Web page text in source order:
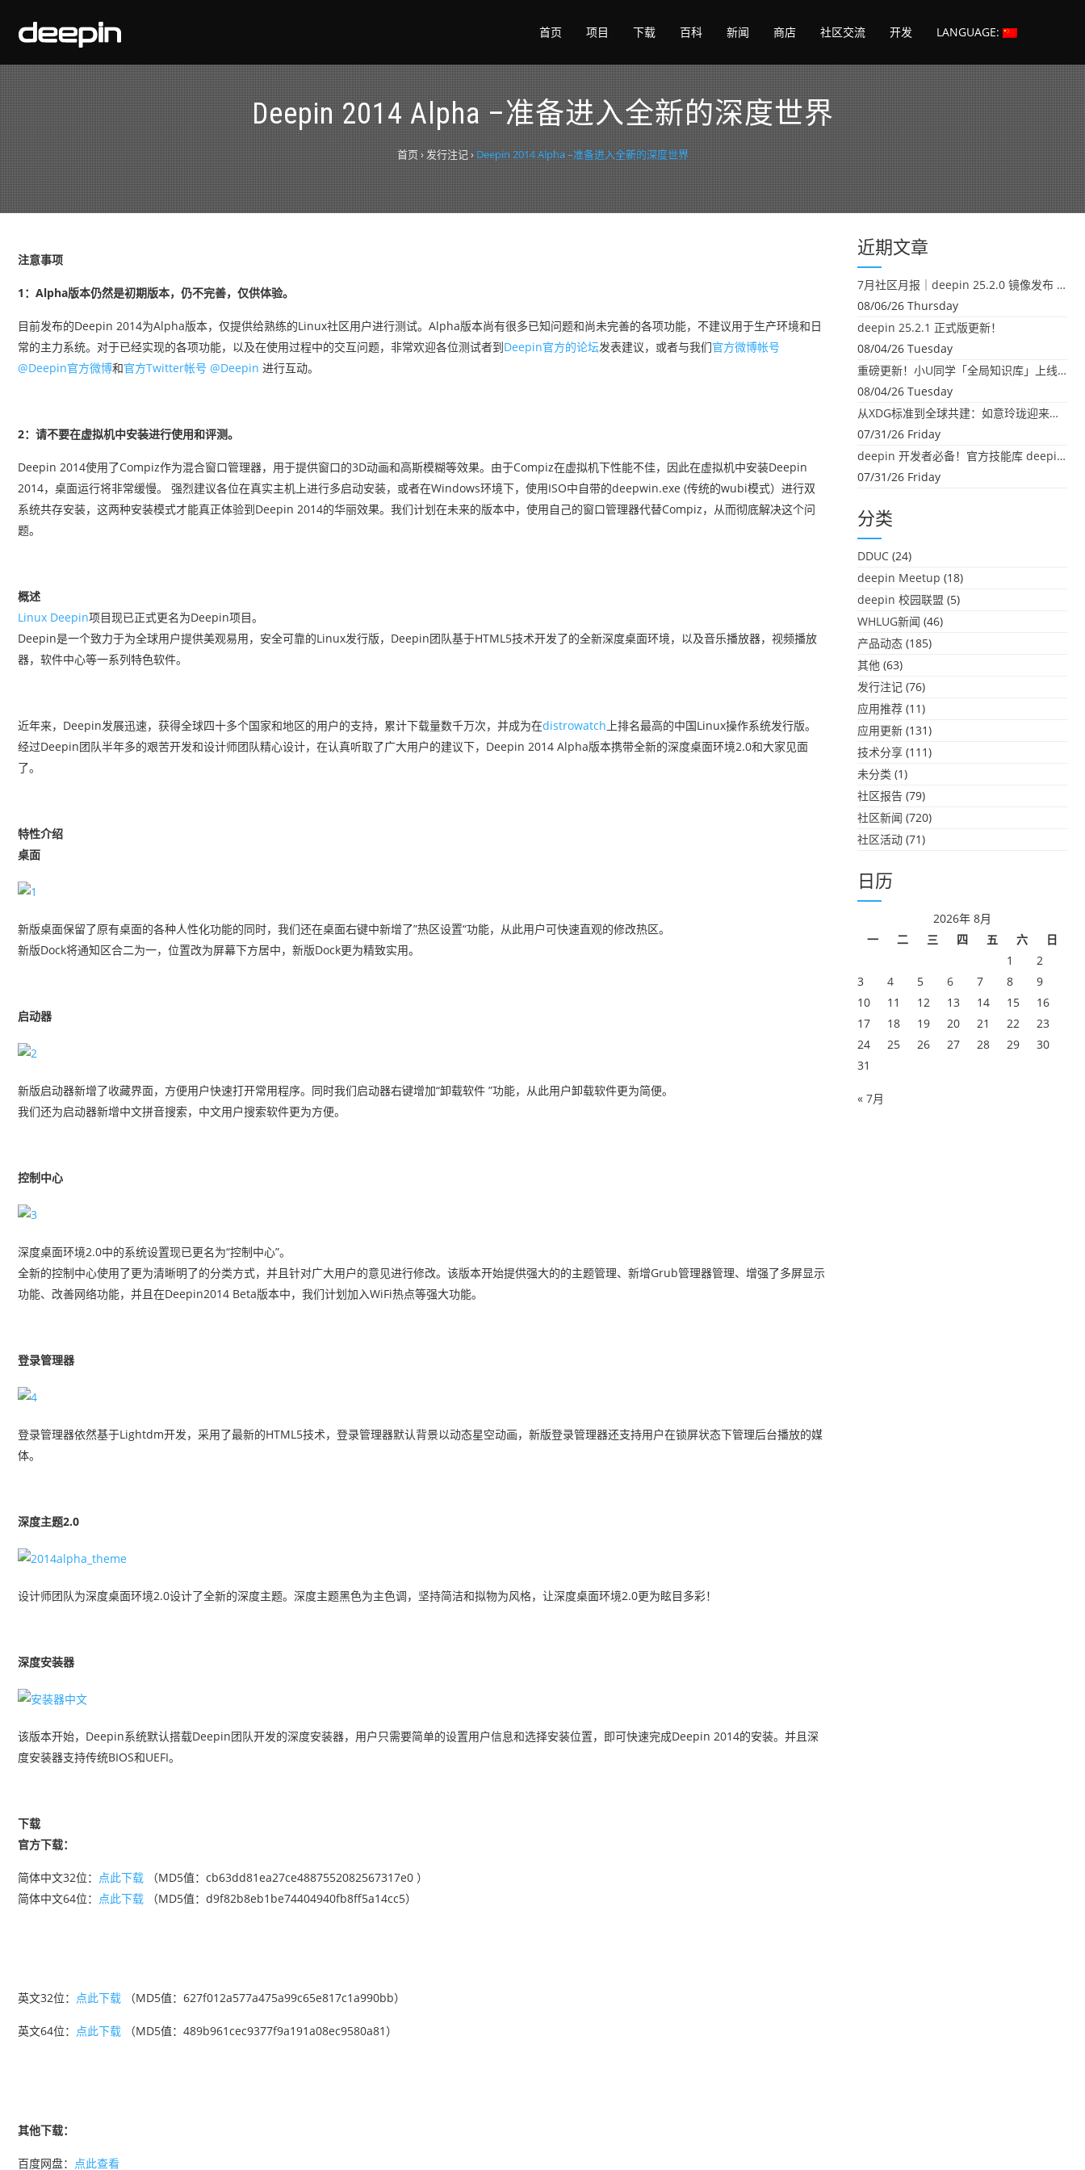
首页 项目 下载 百科 新闻 商店 社区交流 开发 LANGUAGE:
Deepin 2014 Alpha –准备进入全新的深度世界
首页›发行注记›Deepin 2014 Alpha –准备进入全新的深度世界
注意事项
1：Alpha版本仍然是初期版本，仍不完善，仅供体验。
目前发布的Deepin 2014为Alpha版本，仅提供给熟练的Linux社区用户进行测试。Alpha版本尚有很多已知问题和尚未完善的各项功能，不建议用于生产环境和日
常的主力系统。对于已经实现的各项功能，以及在使用过程中的交互问题，非常欢迎各位测试者到Deepin官方的论坛发表建议，或者与我们官方微博帐号
@Deepin官方微博和官方Twitter帐号 @Deepin 进行互动。
2：请不要在虚拟机中安装进行使用和评测。
Deepin 2014使用了Compiz作为混合窗口管理器，用于提供窗口的3D动画和高斯模糊等效果。由于Compiz在虚拟机下性能不佳，因此在虚拟机中安装Deepin
2014，桌面运行将非常缓慢。 强烈建议各位在真实主机上进行多启动安装，或者在Windows环境下，使用ISO中自带的deepwin.exe (传统的wubi模式）进行双
系统共存安装，这两种安装模式才能真正体验到Deepin 2014的华丽效果。我们计划在未来的版本中，使用自己的窗口管理器代替Compiz，从而彻底解决这个问
题。
概述
Linux Deepin项目现已正式更名为Deepin项目。
Deepin是一个致力于为全球用户提供美观易用，安全可靠的Linux发行版，Deepin团队基于HTML5技术开发了的全新深度桌面环境，以及音乐播放器，视频播放
器，软件中心等一系列特色软件。
近年来，Deepin发展迅速，获得全球四十多个国家和地区的用户的支持，累计下载量数千万次，并成为在distrowatch 上排名最高的中国Linux操作系统发行版。
经过Deepin团队半年多的艰苦开发和设计师团队精心设计，在认真听取了广大用户的建议下，Deepin 2014 Alpha版本携带全新的深度桌面环境2.0和大家见面
了。
特性介绍
桌面
新版桌面保留了原有桌面的各种人性化功能的同时，我们还在桌面右键中新增了”热区设置“功能，从此用户可快速直观的修改热区。
新版Dock将通知区合二为一，位置改为屏幕下方居中，新版Dock更为精致实用。
启动器
新版启动器新增了收藏界面，方便用户快速打开常用程序。同时我们启动器右键增加“卸载软件 ”功能，从此用户卸载软件更为简便。
我们还为启动器新增中文拼音搜索，中文用户搜索软件更为方便。
控制中心
深度桌面环境2.0中的系统设置现已更名为“控制中心”。
全新的控制中心使用了更为清晰明了的分类方式，并且针对广大用户的意见进行修改。该版本开始提供强大的的主题管理、新增Grub管理器管理、增强了多屏显示
功能、改善网络功能，并且在Deepin2014 Beta版本中，我们计划加入WiFi热点等强大功能。
登录管理器
登录管理器依然基于Lightdm开发，采用了最新的HTML5技术，登录管理器默认背景以动态星空动画，新版登录管理器还支持用户在锁屏状态下管理后台播放的媒
体。
深度主题2.0
设计师团队为深度桌面环境2.0设计了全新的深度主题。深度主题黑色为主色调，坚持简洁和拟物为风格，让深度桌面环境2.0更为眩目多彩！
深度安装器
该版本开始，Deepin系统默认搭载Deepin团队开发的深度安装器，用户只需要简单的设置用户信息和选择安装位置，即可快速完成Deepin 2014的安装。并且深
度安装器支持传统BIOS和UEFI。
下载
官方下载：
简体中文32位： 点此下载 （MD5值：cb63dd81ea27ce4887552082567317e0 ）
简体中文64位： 点此下载 （MD5值：d9f82b8eb1be74404940fb8ff5a14cc5）
英文32位： 点此下载 （MD5值：627f012a577a475a99c65e817c1a990bb）
英文64位： 点此下载 （MD5值：489b961cec9377f9a191a08ec9580a81）
其他下载：
百度网盘： 点此查看
近期文章
7月社区月报｜deepin 25.2.0 镜像发布 & 小U同学定时任务上线
08/06/26 Thursday
deepin 25.2.1 正式版更新！
08/04/26 Tuesday
重磅更新！小U同学「全局知识库」上线：你的本地文件，终于"活"起来了
08/04/26 Tuesday
从XDG标准到全球共建：如意玲珑迎来首个海外开源贡献
07/31/26 Friday
deepin 开发者必备！官方技能库 deepin-skills 正式开源
07/31/26 Friday
分类
DDUC (24)
deepin Meetup (18)
deepin 校园联盟 (5)
WHLUG新闻 (46)
产品动态 (185)
其他 (63)
发行注记 (76)
应用推荐 (11)
应用更新 (131)
技术分享 (111)
未分类 (1)
社区报告 (79)
社区新闻 (720)
社区活动 (71)
日历
2026年 8月
一
二 三 四 五 六
日
1
2
3
4 5 6 7 8
9
10
11 12 13 14 15
16
17
18 19 20 21 22
23
24
25 26 27 28 29
30
31
« 7月